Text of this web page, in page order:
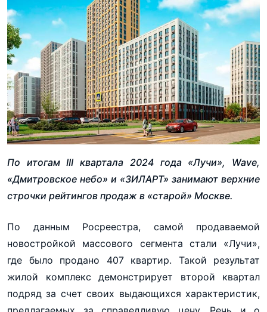
По итогам III квартала 2024 года «Лучи», Wave,
«Дмитровское небо» и «ЗИЛАРТ» занимают верхние
строчки рейтингов продаж в «старой» Москве.
По данным Росреестра, самой продаваемой
новостройкой массового сегмента стали «Лучи»,
где было продано 407 квартир. Такой результат
жилой комплекс демонстрирует второй квартал
подряд за счет своих выдающихся характеристик,